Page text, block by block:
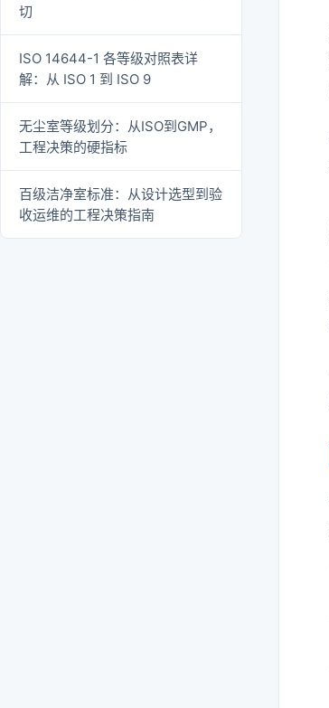
切
ISO 14644-1 各等级对照表详
解：从 ISO 1 到 ISO 9
无尘室等级划分：从ISO到GMP，
工程决策的硬指标
百级洁净室标准：从设计选型到验
收运维的工程决策指南